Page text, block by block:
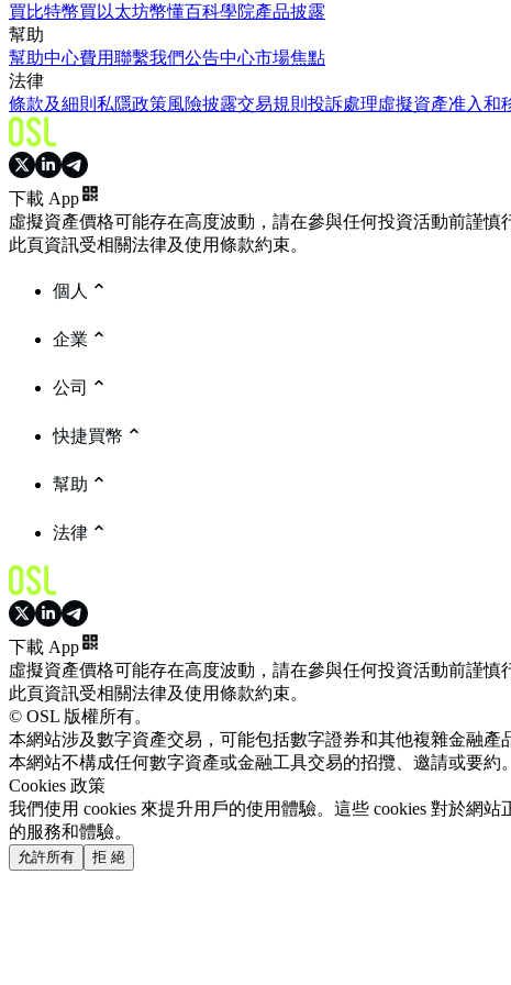
買比特幣買以太坊幣懂百科學院產品披露
幫助
幫助中心費用聯繫我們公告中心市場焦點
法律
條款及細則 私隱政策風險披露交易規則 投訴處理虛擬資產准入和
下載 App
虛擬資產價格可能存在高度波動，請在參與任何投資活動前謹慎
此頁資訊受相關法律及使用條款約束。
個人
企業
公司
快捷買幣
幫助
法律
下載 App
虛擬資產價格可能存在高度波動，請在參與任何投資活動前謹慎
此頁資訊受相關法律及使用條款約束。
© OSL 版權所有。
本網站涉及數字資產交易，可能包括數字證券和其他複雜金融產
本網站不構成任何數字資產或金融工具交易的招攬、邀請或要約。
Cookies 政策
我們使用 cookies 來提升用戶的使用體驗。這些 cookies 對於網
的服務和體驗。
允許所有 拒 絕